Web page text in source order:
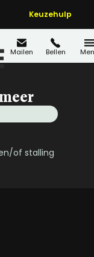
Keuzehulp
Mailen Bellen
of stalling